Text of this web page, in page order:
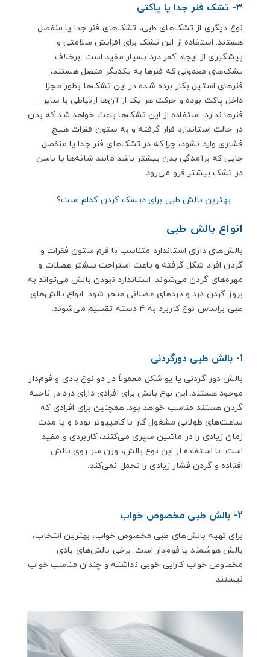
3- تشک فنر جدا یا پاکتی
نوع دیگری از تشک‌های طبی، تشک‌های فنر جدا یا منفصل
هستند. استفاده از این تشک برای افزایش سلامتی و
پیشگیری از ایجاد کمر درد بسیار مفید است. برخلاف
تشک‌های معمولی که فنرها به یکدیگر متصل هستند،
فنرهای استیل بکار برده شده در این تشک‌ها بطور مجزا
داخل پاکت بوده و حرکت هر یک از آن‌ها ارتباطی با سایر
فنرها ندارد. استفاده از این تشک‌ها باعث خواهد شد که بدن
در حالت استاندارد قرار گرفته و به ستون فقرات هیچ
فشاری وارد نشود، چرا که در تشک‌های فنر جدا یا منفصل
جایی که برآمدگی بدن بیشتر باشد مانند شانه‌ها یا باسن
در تشک بیشتر فرو می‌رود.
بهترین بالش طبی برای دیسک گردن کدام است؟
انواع بالش طبی
بالش‌های دارای استاندارد متناسب با فرم ستون فقرات و
گردن افراد شکل گرفته و باعث استراحت بیشتر عضلات و
مهره‌های گردن می‌شوند. استاندارد نبودن بالش می‌تواند به
بروز گردن درد و دردهای عضلانی منجر شود. انواع بالش‌های
طبی براساس نوع کاربرد به 4 دسته تقسیم می‌شوند:
1- بالش طبی دورگردنی
بالش دور گردنی یا یو شکل معمولاً در دو نوع بادی و فوم‌دار
موجود هستند. این نوع بالش برای افرادی دارای درد در ناحیه
گردن هستند مناسب خواهد بود. همچنین برای افرادی که
ساعت‌های طولانی مشغول کار با کامپیوتر بوده و یا مدت
زمان زیادی را در ماشین سپری می‌کنند، کاربردی و مفید
است. با استفاده از این نوع بالش، وزن سر روی بالش
افتاده و گردن فشار زیادی را تحمل نمی‌کند.
2- بالش طبی مخصوص خواب
برای تهیه بالش‌های طبی مخصوص خواب، بهترین انتخاب،
بالش هوشمند یا فوم‌دار است. برخی بالش‌های بادی
مخصوص خواب کارایی خوبی نداشته و چندان مناسب خواب
نیستند.